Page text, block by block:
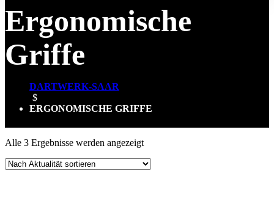
Ergonomische
Griffe
DARTWERK-SAAR
$
ERGONOMISCHE GRIFFE
Alle 3 Ergebnisse werden angezeigtNach
sortiert